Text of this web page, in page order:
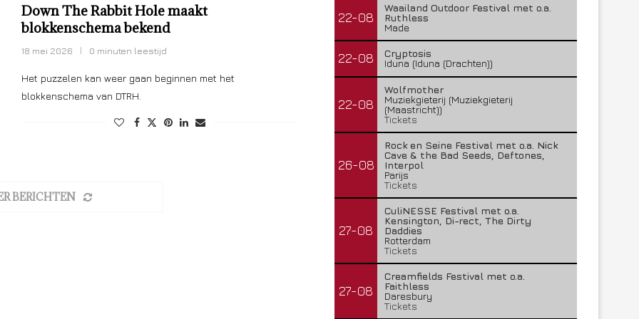
Down The Rabbit Hole maakt
blokkenschema bekend
18 mei 2026 0 minuten leestijd
Het puzzelen kan weer gaan beginnen met het
blokkenschema van DTRH.
BERICHTEN
22-08
Waailand Outdoor Festival met o.a.
Ruthless
Made
22-08
Cryptosis
Iduna (Iduna (Drachten))
22-08
Wolfmother
Muziekgieterij (Muziekgieterij
(Maastricht))
Tickets
26-08
Rock en Seine Festival met o.a. Nick
Cave & the Bad Seeds, Deftones,
Interpol
Parijs
Tickets
27-08
CuliNESSE Festival met o.a.
Kensington, Di-rect, The Dirty
Daddies
Rotterdam
Tickets
27-08
Creamfields Festival met o.a.
Faithless
Daresbury
Tickets